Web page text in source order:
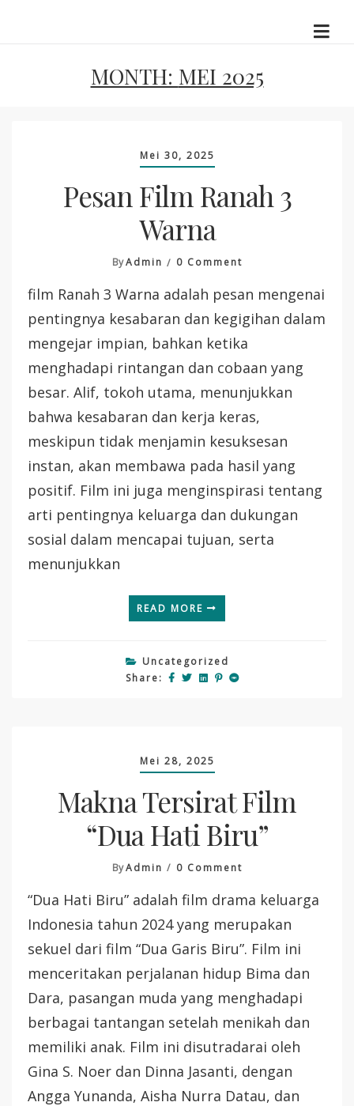
MONTH: MEI 2025
Mei 30, 2025
Pesan Film Ranah 3
Warna
ByAdmin 0 CommentOn
Film
Ranah
3
Warna
film Ranah 3 Warna adalah pesan mengenai
pentingnya kesabaran dan kegigihan dalam
mengejar impian, bahkan ketika
menghadapi rintangan dan cobaan yang
besar. Alif, tokoh utama, menunjukkan
bahwa kesabaran dan kerja keras,
meskipun tidak menjamin kesuksesan
instan, akan membawa pada hasil yang
positif. Film ini juga menginspirasi tentang
arti pentingnya keluarga dan dukungan
sosial dalam mencapai tujuan, serta
menunjukkan
READ MORE
Uncategorized
Share:
Mei 28, 2025
Makna Tersirat Film
“Dua Hati Biru”
ByAdmin 0 CommentOn
Tersirat
“Dua
Hati
Biru”
“Dua Hati Biru” adalah film drama keluarga
Indonesia tahun 2024 yang merupakan
sekuel dari film “Dua Garis Biru”. Film ini
menceritakan perjalanan hidup Bima dan
Dara, pasangan muda yang menghadapi
berbagai tantangan setelah menikah dan
memiliki anak. Film ini disutradarai oleh
Gina S. Noer dan Dinna Jasanti, dengan
Angga Yunanda, Aisha Nurra Datau, dan